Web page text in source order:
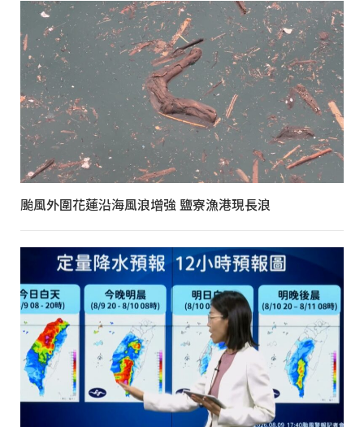
颱風外圍花蓮沿海風浪增強 鹽寮漁港現長浪